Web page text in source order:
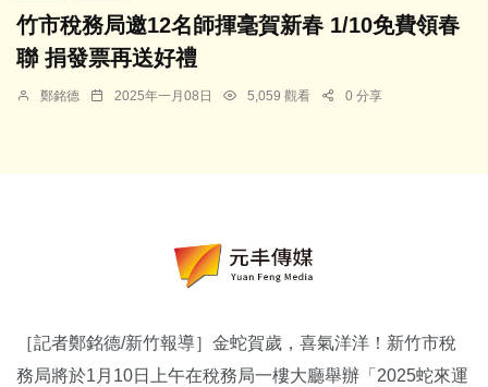
竹市稅務局邀12名師揮毫賀新春 1/10免費領春
聯 捐發票再送好禮
鄭銘德 2025年一月08日 5,059 觀看 0 分享
［記者鄭銘德/新竹報導］金蛇賀歲，喜氣洋洋！新竹市稅
務局將於1月10日上午在稅務局一樓大廳舉辦「2025蛇來運